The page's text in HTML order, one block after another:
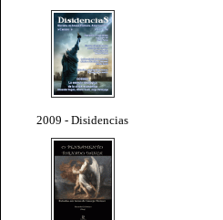
2009 - Disidencias